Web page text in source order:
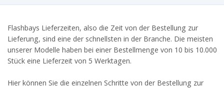
Flashbays Lieferzeiten, also die Zeit von der Bestellung zur
Lieferung, sind eine der schnellsten in der Branche. Die meisten
unserer Modelle haben bei einer Bestellmenge von 10 bis 10.000
Stück eine Lieferzeit von 5 Werktagen.
Hier können Sie die einzelnen Schritte von der Bestellung zur